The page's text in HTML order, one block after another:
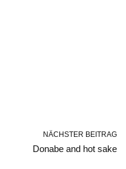
NÄCHSTER BEITRAG
Donabe and hot sake